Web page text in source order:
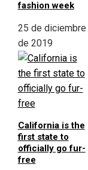
fashion week
25 de diciembre
de 2019
California is the
first state to
officially go fur-
free